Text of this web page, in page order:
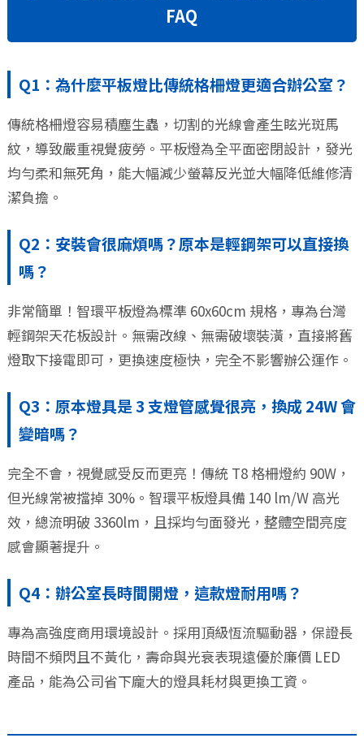
FAQ
Q1：為什麼平板燈比傳統格柵燈更適合辦公室？
傳統格柵燈容易積塵生蟲，切割的光線會產生眩光斑馬
紋，導致嚴重視覺疲勞。平板燈為全平面密閉設計，發光
均勻柔和無死角，能大幅減少螢幕反光並大幅降低維修清
潔負擔。
Q2：安裝會很麻煩嗎？原本是輕鋼架可以直接換
嗎？
非常簡單！智環平板燈為標準 60x60cm 規格，專為台灣
輕鋼架天花板設計。無需改線、無需破壞裝潢，直接將舊
燈取下接電即可，更換速度極快，完全不影響辦公運作。
Q3：原本燈具是 3 支燈管感覺很亮，換成 24W 會
變暗嗎？
完全不會，視覺感受反而更亮！傳統 T8 格柵燈約 90W，
但光線常被擋掉 30%。智環平板燈具備 140 lm/W 高光
效，總流明破 3360lm，且採均勻面發光，整體空間亮度
感會顯著提升。
Q4：辦公室長時間開燈，這款燈耐用嗎？
專為高強度商用環境設計。採用頂級恆流驅動器，保證長
時間不頻閃且不黃化，壽命與光衰表現遠優於廉價 LED
產品，能為公司省下龐大的燈具耗材與更換工資。